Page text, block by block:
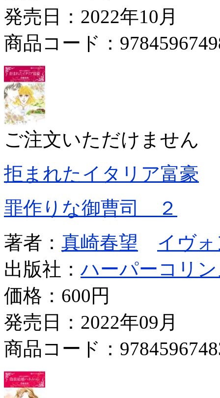
発売日：2022年10月
商品コード：
ご注文いただけません
拒まれたイタリア富豪
罪作りな御曹司 ２
著者： 真崎春望
イヴ
出版社：ハーパーコリ
価格： 600円
発売日：2022年09月
商品コード：